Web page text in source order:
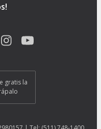
gratis la